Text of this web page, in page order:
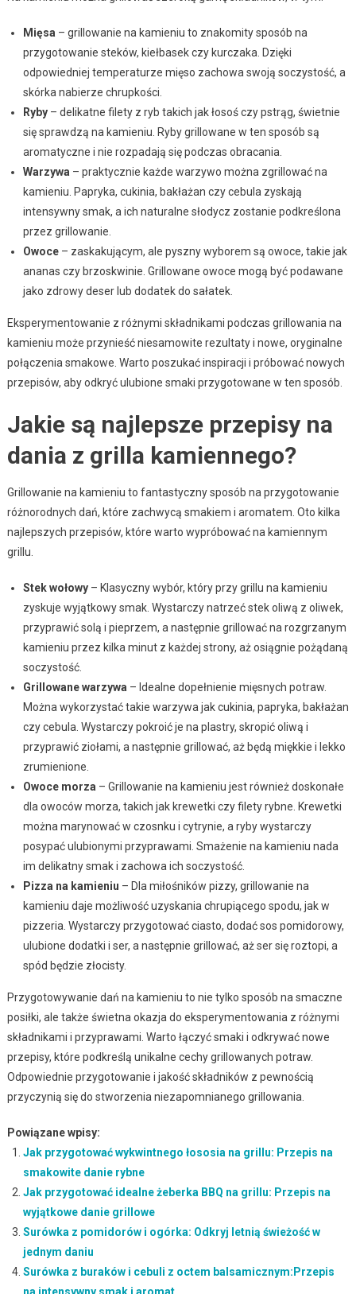
Mięsa – grillowanie na kamieniu to znakomity sposób na
przygotowanie steków, kiełbasek czy kurczaka. Dzięki
odpowiedniej temperaturze mięso zachowa swoją soczystość, a
skórka nabierze chrupkości.
Ryby– delikatne filety z ryb takich jak łosoś czy pstrąg, świetnie
się sprawdzą na kamieniu. Ryby grillowane w ten sposób są
aromatyczne i nie rozpadają się podczas obracania.
Warzywa – praktycznie każde warzywo można zgrillować na
kamieniu. Papryka, cukinia, bakłażan czy cebula zyskają
intensywny smak, a ich naturalne słodycz zostanie podkreślona
przez grillowanie.
Owoce– zaskakującym, ale pyszny wyborem są owoce, takie jak
ananas czy brzoskwinie. Grillowane owoce mogą być podawane
jako zdrowy deser lub dodatek do sałatek.
Eksperymentowanie z różnymi składnikami podczas grillowania na
kamieniu może przynieść niesamowite rezultaty i nowe, oryginalne
połączenia smakowe. Warto poszukać inspiracji i próbować nowych
przepisów, aby odkryć ulubione smaki przygotowane w ten sposób.
Jakie są najlepsze przepisy na
dania z grilla kamiennego?
Grillowanie na kamieniu to fantastyczny sposób na przygotowanie
różnorodnych dań, które zachwycą smakiem i aromatem. Oto kilka
najlepszych przepisów, które warto wypróbować na kamiennym
grillu.
Stek wołowy– Klasyczny wybór, który przy grillu na kamieniu
zyskuje wyjątkowy smak. Wystarczy natrzeć stek oliwą z oliwek,
przyprawić solą i pieprzem, a następnie grillować na rozgrzanym
kamieniu przez kilka minut z każdej strony, aż osiągnie pożądaną
soczystość.
Grillowane warzywa – Idealne dopełnienie mięsnych potraw.
Można wykorzystać takie warzywa jak cukinia, papryka, bakłażan
czy cebula. Wystarczy pokroić je na plastry, skropić oliwą i
przyprawić ziołami, a następnie grillować, aż będą miękkie i lekko
zrumienione.
Owoce morza – Grillowanie na kamieniu jest również doskonałe
dla owoców morza, takich jak krewetki czy filety rybne. Krewetki
można marynować w czosnku i cytrynie, a ryby wystarczy
posypać ulubionymi przyprawami. Smażenie na kamieniu nada
im delikatny smak i zachowa ich soczystość.
Pizza na kamieniu – Dla miłośników pizzy, grillowanie na
kamieniu daje możliwość uzyskania chrupiącego spodu, jak w
pizzeria. Wystarczy przygotować ciasto, dodać sos pomidorowy,
ulubione dodatki i ser, a następnie grillować, aż ser się roztopi, a
spód będzie złocisty.
Przygotowywanie dań na kamieniu to nie tylko sposób na smaczne
posiłki, ale także świetna okazja do eksperymentowania z różnymi
składnikami i przyprawami. Warto łączyć smaki i odkrywać nowe
przepisy, które podkreślą unikalne cechy grillowanych potraw.
Odpowiednie przygotowanie i jakość składników z pewnością
przyczynią się do stworzenia niezapomnianego grillowania.
Powiązane wpisy:
Jak przygotować wykwintnego łososia na grillu: Przepis na
smakowite danie rybne
Jak przygotować idealne żeberka BBQ na grillu: Przepis na
wyjątkowe danie grillowe
Surówka z pomidorów i ogórka: Odkryj letnią świeżość w
jednym daniu
Surówka z buraków i cebuli z octem balsamicznym:Przepis
na intensywny smak i aromat